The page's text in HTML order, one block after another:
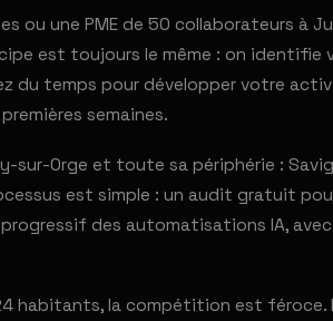
ou une PME de 50 collaborateurs à
est toujours le même : on identifie
du temps pour développer votre
semaines.
sur-Orge et toute sa périphérie :
est simple : un audit gratuit
des automatisations IA, avec
habitants, la compétition est